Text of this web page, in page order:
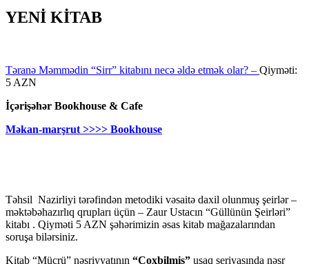
YENİ KİTAB
Təranə Məmmədin “Sirr” kitabını necə əldə etmək olar? – Qiyməti:
5 AZN
İçərişəhər Bookhouse & Cafe
Məkan-marşrut >>>> Bookhouse
Təhsil Nazirliyi tərəfindən metodiki vəsaitə daxil olunmuş şeirlər –
məktəbəhazırlıq qrupları üçün – Zaur Ustacın “Güllünün Şeirləri”
kitabı . Qiyməti 5 AZN şəhərimizin əsas kitab mağazalarından
soruşa bilərsiniz.
Kitab “Mücrü” nəşriyyatının “Çoxbilmiş” uşaq seriyasında nəşr